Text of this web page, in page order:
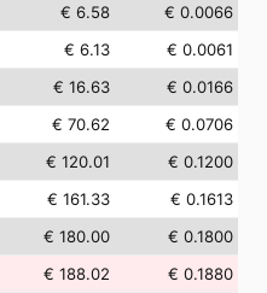
€ 6.58
€ 0.0066
€ 6.13
€ 0.0061
€ 16.63
€ 0.0166
€ 70.62
€ 0.0706
€ 120.01
€ 0.1200
€ 161.33
€ 0.1613
€ 180.00
€ 0.1800
€ 188.02
€ 0.1880